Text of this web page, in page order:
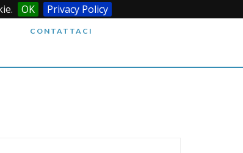
OK Privacy Policy
CONTATTACI